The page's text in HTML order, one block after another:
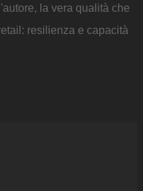
la vera qualità che
resilienza e capacità